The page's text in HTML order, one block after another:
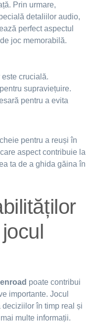
Prin urmare,
detaliilor audio,
perfect aspectul
joc memorabilă.
crucială.
supraviețuire.
pentru a evita
pentru a reuși în
aspect contribuie la
ta de a ghida găina în
poate contribui
importante. Jocul
în timp real și
multe informații.